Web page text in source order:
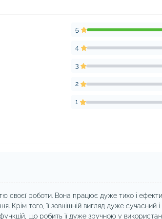
5
4
3
2
1
своєї роботи. Вона працює дуже тихо і
Крім того, її зовнішній вигляд дуже сучасний
що робить її дуже зручною у